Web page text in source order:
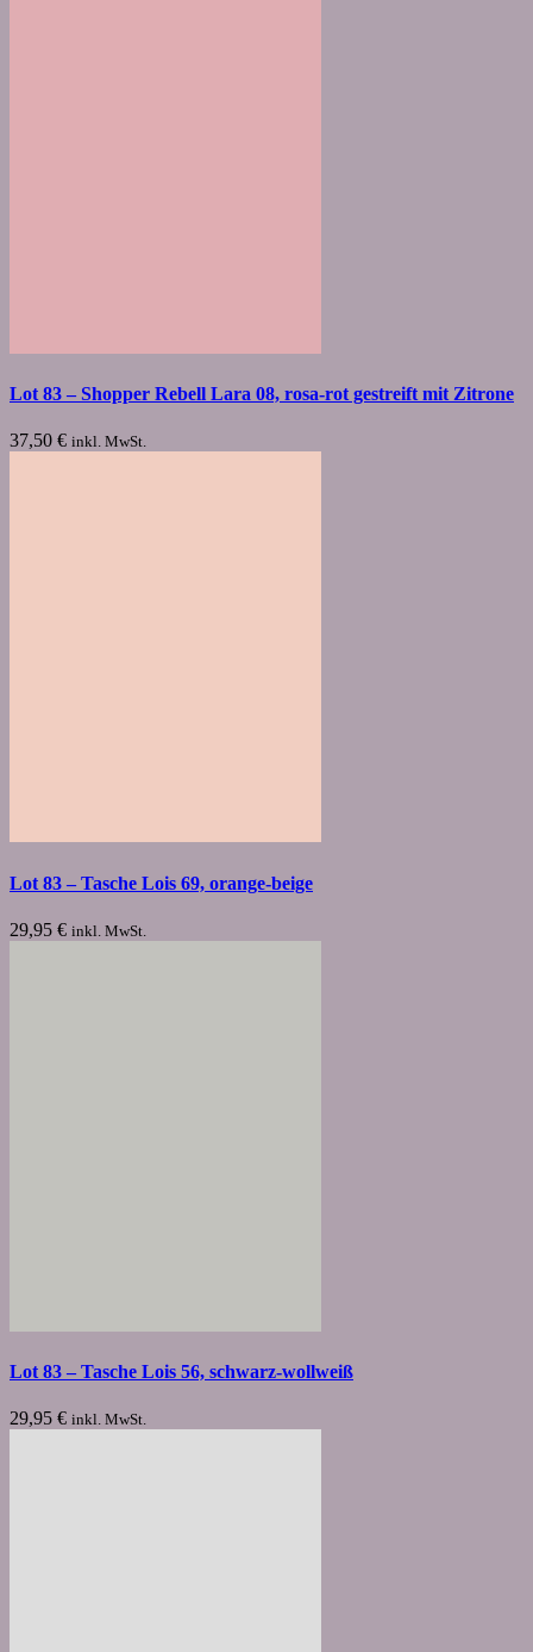
Lot 83 – Shopper Rebell Lara 08, rosa-rot gestreift mit Zitrone
37,50 € inkl. MwSt.
Lot 83 – Tasche Lois 69, orange-beige
29,95 € inkl. MwSt.
Lot 83 – Tasche Lois 56, schwarz-wollweiß
29,95 € inkl. MwSt.